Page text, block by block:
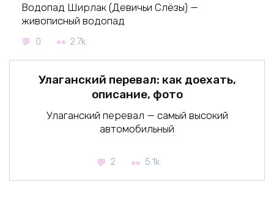
Водопад Ширлак (Девичьи Слёзы) —
живописный водопад
0 2.7k.
Улаганский перевал: как доехать,
описание, фото
Улаганский перевал — самый высокий
автомобильный
2 5.1k.